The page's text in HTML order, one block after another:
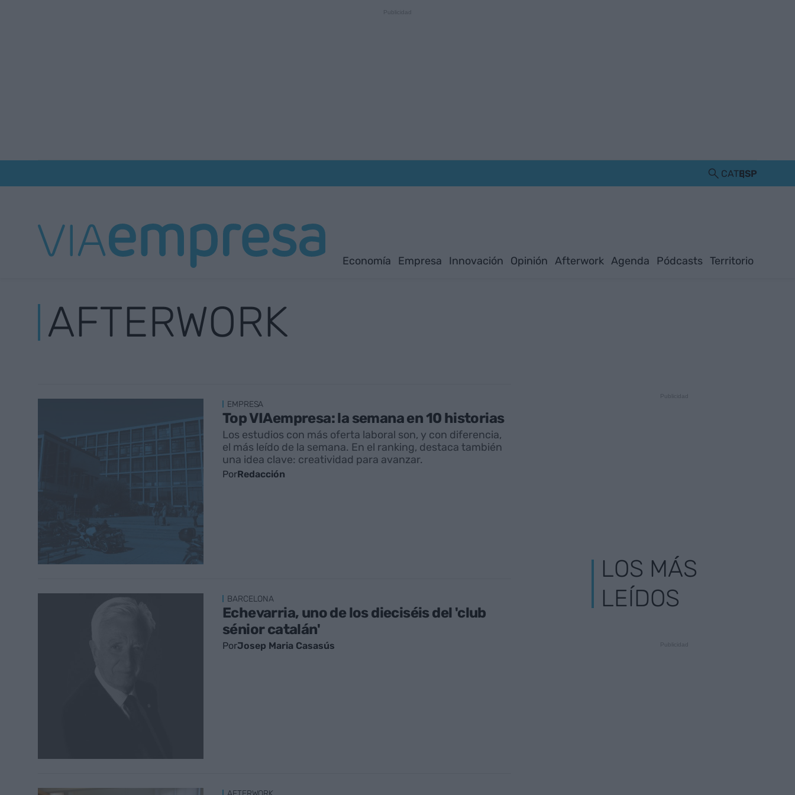
CATESP
Economía Empresa Innovación Opinión Afterwork Agenda Pódcasts Territorio
AFTERWORK
EMPRESA
Top VIAempresa: la semana en 10 historias
Los estudios con más oferta laboral son, y con diferencia,
el más leído de la semana. En el ranking, destaca también
una idea clave: creatividad para avanzar.
PorRedacción
BARCELONA
Echevarria, uno de los dieciséis del 'club
sénior catalán'
PorJosep Maria Casasús
LOS MÁS
LEÍDOS